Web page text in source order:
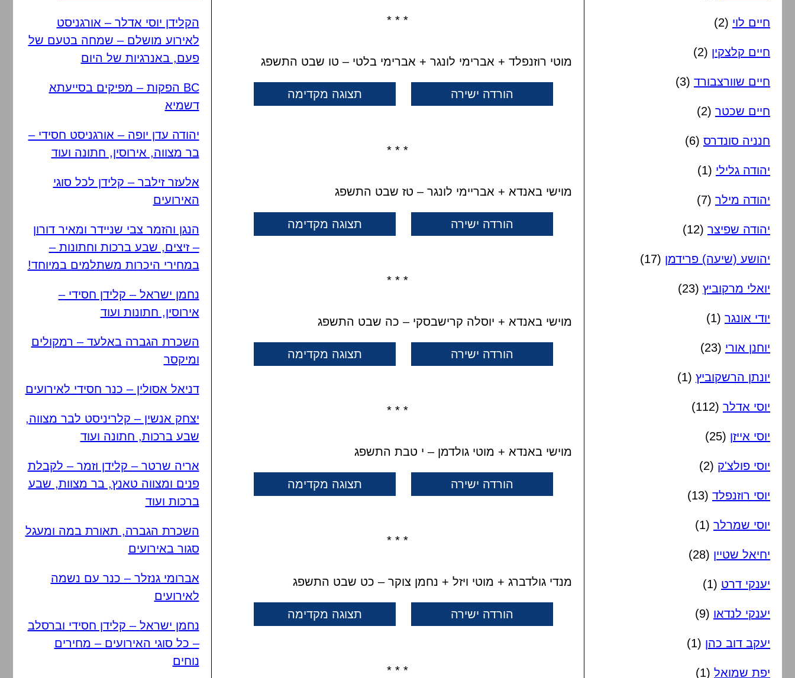
* * *
מוטי רוזנפלד + אברימי לונגר + אברימי בלטי – טו שבט התשפג
הורדה ישירה תצוגה מקדימה
* * *
מוישי באנדא + אבריימי לונגר – טז שבט התשפג
הורדה ישירה תצוגה מקדימה
* * *
מוישי באנדא + יוסלה קרישבסקי – כה שבט התשפג
הורדה ישירה תצוגה מקדימה
* * *
מוישי באנדא + מוטי גולדמן – י טבת התשפג
הורדה ישירה תצוגה מקדימה
* * *
מנדי גולדברג + מוטי ויזל + נחמן צוקר – כט שבט התשפג
הורדה ישירה תצוגה מקדימה
* * *
חיים לוי (2)
חיים קלצקין (2)
חיים שוורצבורד (3)
חיים שכטר (2)
חנניה סונדרס (6)
יהודה גלילי (1)
יהודה מילר (7)
יהודה שפיצר (12)
יהושע (שיעה) פרידמן (17)
יואלי מרקוביץ (23)
יודי אונגר (1)
יוחנן אורי (23)
יונתן הרשקוביץ (1)
יוסי אדלר (112)
יוסי אייזן (25)
יוסי פולצ'ק (2)
יוסי רוזנפלד (13)
יוסי שמרלר (1)
יחיאל שטיין (28)
יענקי דרט (1)
יענקי לנדאו (9)
יעקב דוב כהן (1)
יפת שמואל (1)
הקלידן יוסי אדלר – אורגניסט
לאירוע מושלם – שמחה בטעם של
פעם, באנרגיות של היום
BC הפקות – מפיקים בסייעתא
דשמיא
יהודה עדן יופה – אורגניסט חסידי –
בר מצווה, אירוסין, חתונה ועוד
אלעזר זילבר – קלידן לכל סוגי
האירועים
הנגן והזמר צבי שניידר ומאיר דורון
– זיצים, שבע ברכות וחתונות –
במחירי היכרות משתלמים במיוחד!
נחמן ישראל – קלידן חסידי –
אירוסין, חתונות ועוד
השכרת הגברה באלעד – רמקולים
ומיקסר
דניאל אסולין – כנר חסידי לאירועים
יצחק אנשין – קלריניסט לבר מצווה,
שבע ברכות, חתונה ועוד
אריה שרטר – קלידן וזמר – לקבלת
פנים ומצווה טאנץ, בר מצוות, שבע
ברכות ועוד
השכרת הגברה, תאורת במה ומעגל
סגור באירועים
אברומי גנזלר – כנר עם נשמה
לאירועים
נחמן ישראל – קלידן חסידי וברסלב
– כל סוגי האירועים – מחירים
נוחים